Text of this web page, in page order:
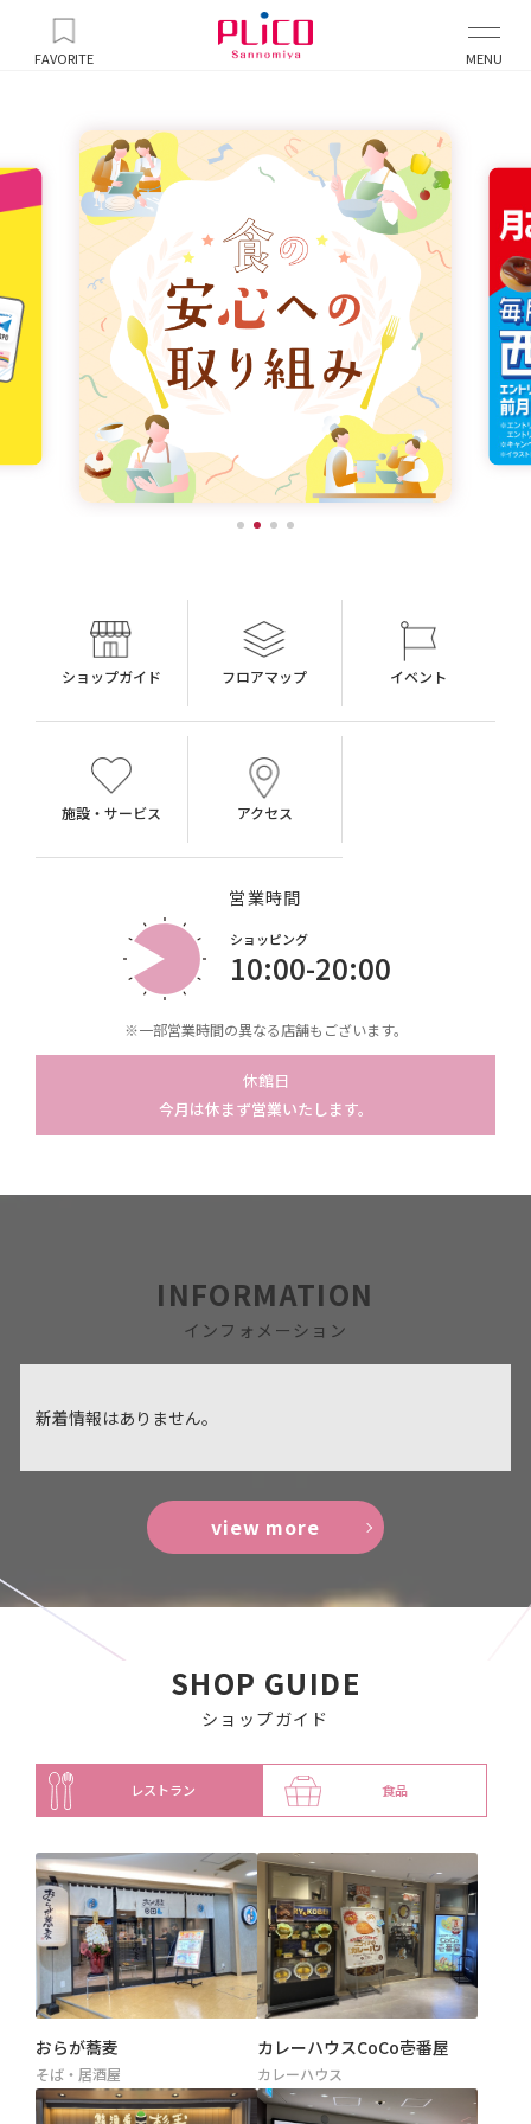
FAVORITE MENU
ショップガイド フロアマップ イベント
施設・サービス アクセス
営業時間
ショッピング
10:00-20:00
※一部営業時間の異なる店舗もございます。
休館日
今月は休まず営業いたします。
INFORMATION
インフォメーション
新着情報はありません。
view more
SHOP GUIDE
ショップガイド
レストラン 食品
おらが蕎麦
そば・居酒屋
カレーハウスCoCo壱番屋
カレーハウス